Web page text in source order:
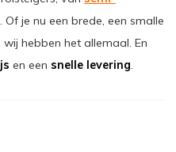
je nu een brede, een smalle
hebben het allemaal. En
en een snelle levering.